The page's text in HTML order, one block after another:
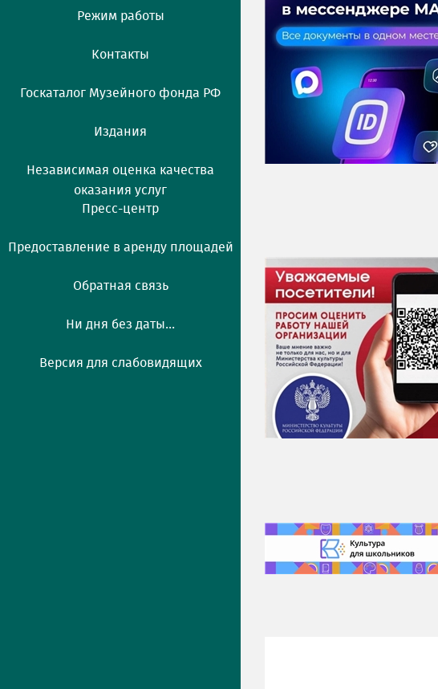
Режим работы
Контакты
Госкаталог Музейного фонда РФ
Издания
Независимая оценка качества
оказания услуг
Пресс-центр
Предоставление в аренду площадей
Обратная связь
Ни дня без даты...
Версия для слабовидящих